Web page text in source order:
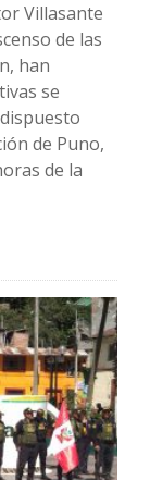
Villasante
de las
han
se
de Puno,
de la